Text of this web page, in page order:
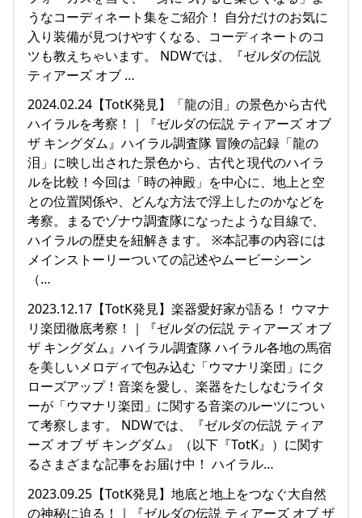
うなコーディネート集をご紹介！ 自分だけのお気に
入り装備が見つけやすくなる、コーディネートのコ
ツも教えちゃいます。 NDWでは、『ゼルダの伝説
ティアーズ オブ …
2024.02.24【TotK発見】「龍の泪」の景色から古代
ハイラルを考察！｜『ゼルダの伝説 ティアーズ オブ
ザ キングダム』ハイラル調査隊 冒険の記録「龍の
泪」に映し出された景色から、古代と現代のハイラ
ルを比較！今回は「時の神殿」を中心に、地上と空
との位置関係や、どんな方法で浮上したのかなどを
考察。まるでゾナウ調査隊になったような目線で、
ハイラルの歴史を紐解きます。 ※本記事の内容には
メインストーリーついての記述やムービーシーン
（…
2023.12.17【TotK発見】楽器愛好家が語る！ ウマナ
リ楽団徹底考察！｜『ゼルダの伝説 ティアーズ オブ
ザ キングダム』ハイラル調査隊 ハイラル各地の馬宿
を美しいメロディで包み込む「ウマナリ楽団」にク
ローズアップ！音楽を愛し、楽器をたしなむライタ
ーが「ウマナリ楽団」に関する音楽のルーツについ
て考察します。 NDWでは、『ゼルダの伝説 ティア
ーズ オブ ザ キングダム』（以下『TotK』）に関す
るさまざまな記事をお届け中！ ハイラル…
2023.09.25【TotK発見】地底と地上をつなぐ大自然
の神秘に迫る！｜『ゼルダの伝説 ティアーズ オブ ザ